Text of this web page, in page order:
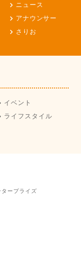
ニュース
アナウンサー
さりお
イベント
ライフスタイル
ープライズ